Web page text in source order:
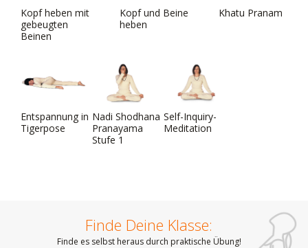
Kopf heben mit
gebeugten
Beinen
Kopf und Beine
heben
Khatu Pranam
Entspannung in
Tigerpose
Nadi Shodhana
Pranayama
Stufe 1
Self-Inquiry-
Meditation
Finde Deine Klasse:
Finde es selbst heraus durch praktische Übung!